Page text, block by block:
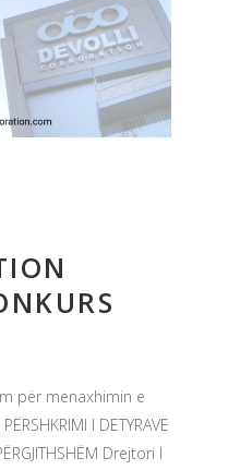
për menaxhimin e
I DETYRAVE
Drejtori I